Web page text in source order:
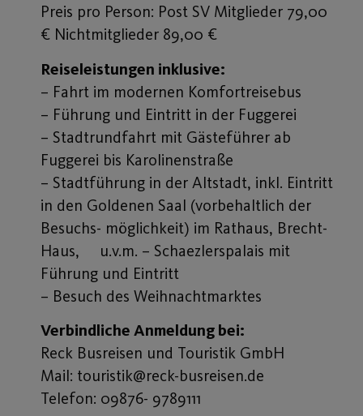
Preis pro Person: Post SV Mitglieder 79,00
€ Nichtmitglieder 89,00 €
Reiseleistungen inklusive:
– Fahrt im modernen Komfortreisebus
– Führung und Eintritt in der Fuggerei
– Stadtrundfahrt mit Gästeführer ab
Fuggerei bis Karolinenstraße
– Stadtführung in der Altstadt, inkl. Eintritt
in den Goldenen Saal (vorbehaltlich der
Besuchs- möglichkeit) im Rathaus, Brecht-
Haus, u.v.m. – Schaezlerspalais mit
Führung und Eintritt
– Besuch des Weihnachtmarktes
Verbindliche Anmeldung bei:
Reck Busreisen und Touristik GmbH
Mail: touristik@reck-busreisen.de
Telefon: 09876- 9789111